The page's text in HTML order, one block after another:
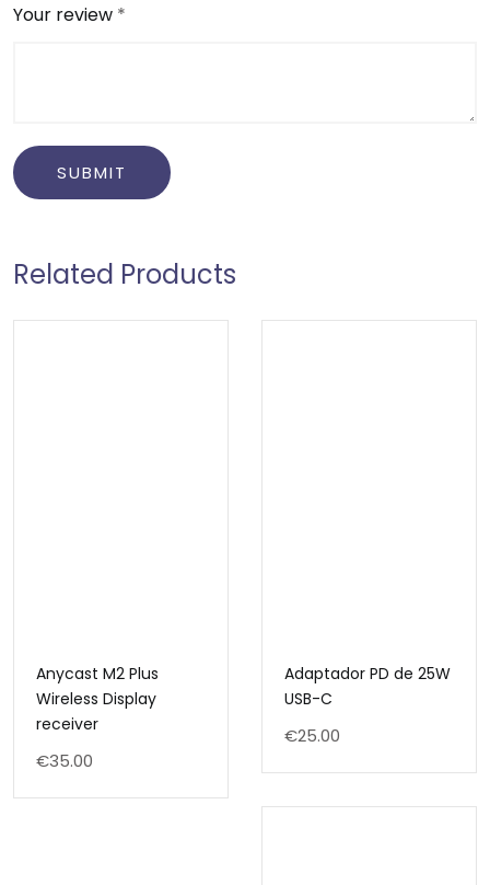
Your review *
Related Products
Anycast M2 Plus
Wireless Display
receiver
€35.00
Adaptador PD de 25W
USB-C
€25.00